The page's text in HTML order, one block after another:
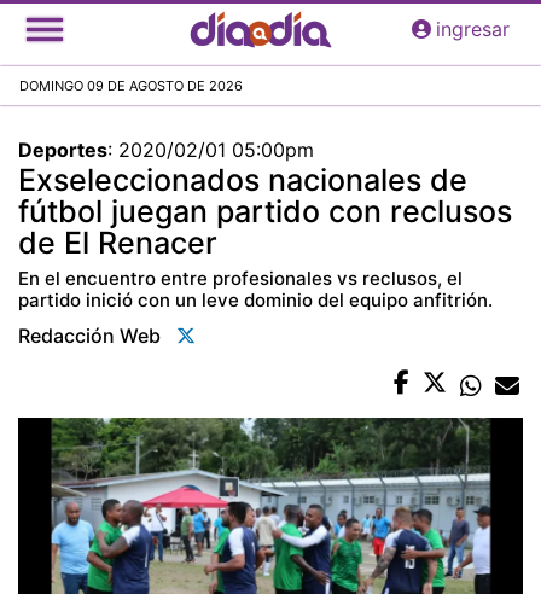
Pasar
al
principal
ingresar
DOMINGO 09 DE AGOSTO DE 2026
Deportes: 2020/02/01 05:00pm
Exseleccionados nacionales de
fútbol juegan partido con reclusos
de El Renacer
En el encuentro entre profesionales vs reclusos, el
partido inició con un leve dominio del equipo anfitrión.
Redacción Web